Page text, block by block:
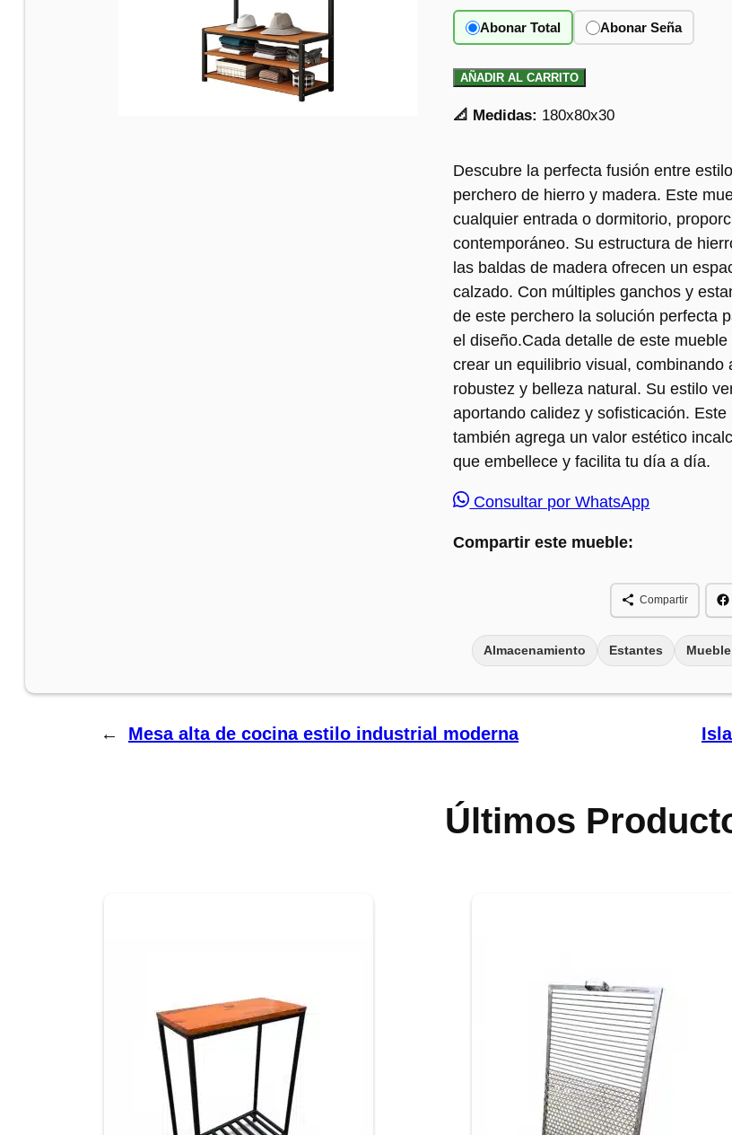
Abonar Total Abonar Seña
AÑADIR AL CARRITO
📐 Medidas: 180x80x30
Descubre la perfecta fusión entre
perchero de hierro y madera. Este
cualquier entrada o dormitorio,
contemporáneo. Su estructura de
las baldas de madera ofrecen un
calzado. Con múltiples ganchos y
de este perchero la solución perfecta
el diseño.Cada detalle de este
crear un equilibrio visual,
robustez y belleza natural. Su estilo
aportando calidez y sofisticación.
también agrega un valor estético
que embellece y facilita tu día a día.
Consultar por WhatsApp
Compartir este mueble:
Compartir
Almacenamiento Estantes Mueble
← Mesa alta de cocina estilo industrial moderna
Últimos